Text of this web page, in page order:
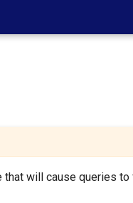
that will cause queries to